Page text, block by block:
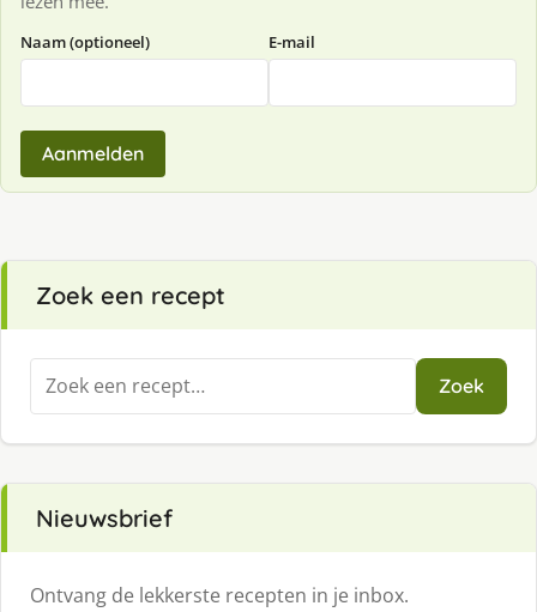
Naam (optioneel) E-mail
Aanmelden
Zoek een recept
Zoeken
naar:
Zoek
Nieuwsbrief
Ontvang de lekkerste recepten in je inbox.